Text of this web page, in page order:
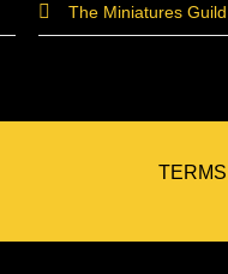
The Miniatures Guild
TERMS